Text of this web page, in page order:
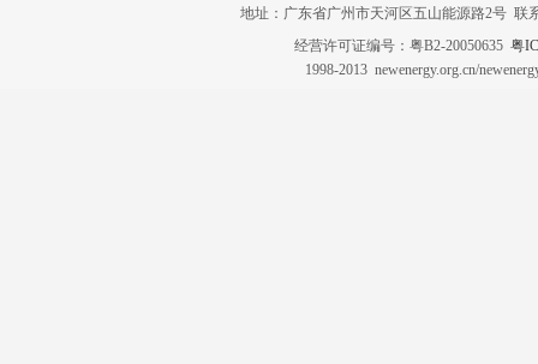
地址：广东省广州市天河区五山能源路2号 联
经营许可证编号：粤B2-20050635 粤
1998-2013 newenergy.org.cn/